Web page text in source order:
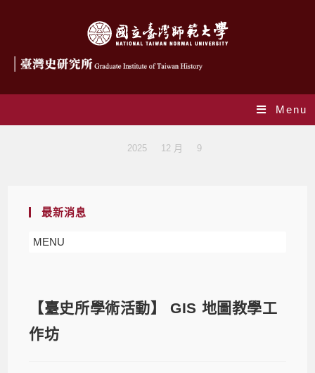
Menu
2025 12 月 9
最新消息
MENU
【臺史所學術活動】 GIS 地圖教學工
作坊